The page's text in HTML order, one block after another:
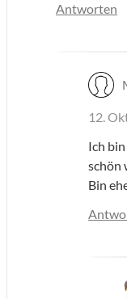
Antworten
12.
Ich
schön
Bin